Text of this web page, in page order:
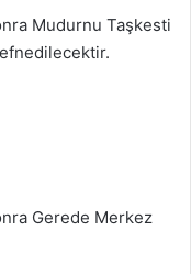
Mudurnu Taşkesti
Gerede Merkez